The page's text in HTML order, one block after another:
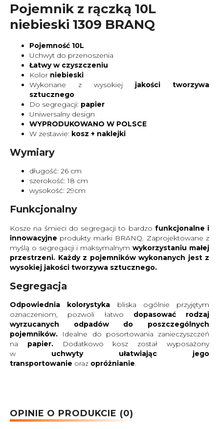
Pojemnik z rączką 10L
niebieski 1309 BRANQ
Pojemność 10L
Uchwyt do przenoszenia
Łatwy w czyszczeniu
Kolor niebieski
Wykonane z wysokiej jakości tworzywa
sztucznego
Do segregacji: papier
Uniwersalny design
WYPRODUKOWANO W POLSCE
W zestawie: kosz + naklejki
Wymiary
długość: 26 cm
szerokość: 18 cm
wysokość: 29cm
Funkcjonalny
Kosze na śmieci do segregacji to bardzo funkcjonalne i
innowacyjne produkty marki BRANQ. Zaprojektowane z
myślą o segregacji i maksymalnymwykorzystaniu małej
przestrzeni. Każdy z pojemników wykonanych jest z
wysokiej jakości tworzywa sztucznego.
Segregacja
Odpowiednia kolorystyka bliska ogólnie przyjętym
oznaczeniom, pozwoli łatwo dopasować rodzaj
wyrzucanych odpadów do poszczególnych
pojemników. Idealne do posortowania zanieczyszczeń
na papier.Dodatkowo kosz został wyposażony
w uchwyty ułatwiając jego
transportowanie oraz opróżnianie.
OPINIE O PRODUKCIE (0)